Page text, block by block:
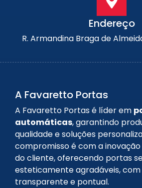
Endereço
R. Armandina Braga de
A Favaretto Portas
A Favaretto Portas é líder em
automáticas, garantindo
qualidade e soluções
compromisso é com a
do cliente, oferecendo portas
esteticamente agradáveis, com
transparente e pontual.